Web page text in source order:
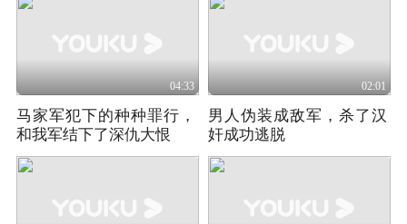
04:33
马家军犯下的种种罪行，
和我军结下了深仇大恨
02:01
男人伪装成敌军，杀了汉
奸成功逃脱